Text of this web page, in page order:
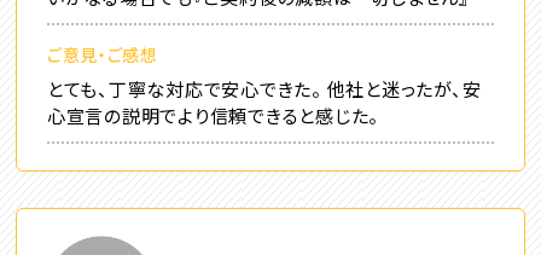
ご意見・ご感想
とても、丁寧な対応で安心できた。 他社と迷ったが、安
心宣言の説明でより信頼できると感じた。